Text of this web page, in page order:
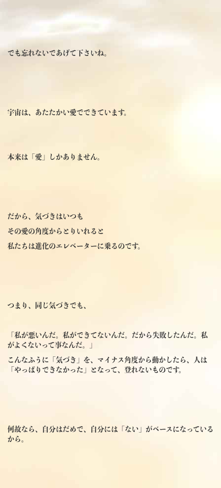
でも忘れないであげて下さいね。
宇宙は、あたたかい愛でできています。
本来は「愛」しかありません。
だから、気づきはいつも
その愛の角度からとりいれると
私たちは進化のエレベーターに乗るのです。
つまり、同じ気づきでも、
「私が悪いんだ。私ができてないんだ。だから失敗したんだ。私
がよくないって事なんだ。」
こんなふうに「気づき」を、マイナス角度から動かしたら、人は
「やっぱりできなかった」となって、登れないものです。
何故なら、自分はだめで、自分には「ない」がベースになっている
から。